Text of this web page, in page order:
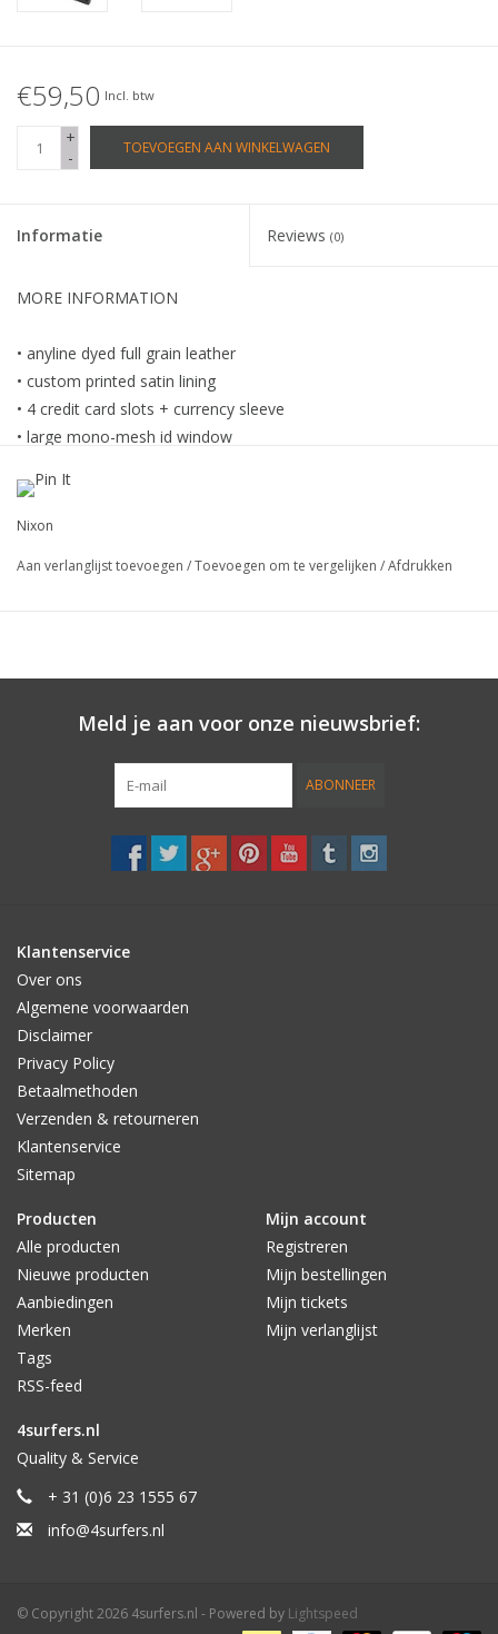
€59,50 Incl. btw
+
-
TOEVOEGEN AAN WINKELWAGEN
Informatie Reviews (0)
MORE INFORMATION
• anyline dyed full grain leather
• custom printed satin lining
• 4 credit card slots + currency sleeve
• large mono-mesh id window
Nixon
Aan verlanglijst toevoegen /Toevoegen om te vergelijken /Afdrukken
Meld je aan voor onze nieuwsbrief:
ABONNEER
Klantenservice
Over ons
Algemene voorwaarden
Disclaimer
Privacy Policy
Betaalmethoden
Verzenden & retourneren
Klantenservice
Sitemap
Producten
Alle producten
Nieuwe producten
Aanbiedingen
Merken
Tags
RSS-feed
Mijn account
Registreren
Mijn bestellingen
Mijn tickets
Mijn verlanglijst
4surfers.nl
Quality & Service
+ 31 (0)6 23 1555 67
info@4surfers.nl
© Copyright 2026 4surfers.nl - Powered by Lightspeed